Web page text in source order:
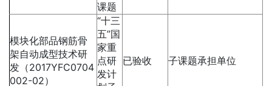
课题
模块化部品钢筋骨
架自动成型技术研
发（2017YFC0704
002-02）
“十三
五”国
家重
点研
发计
已验收 子课题承担单位